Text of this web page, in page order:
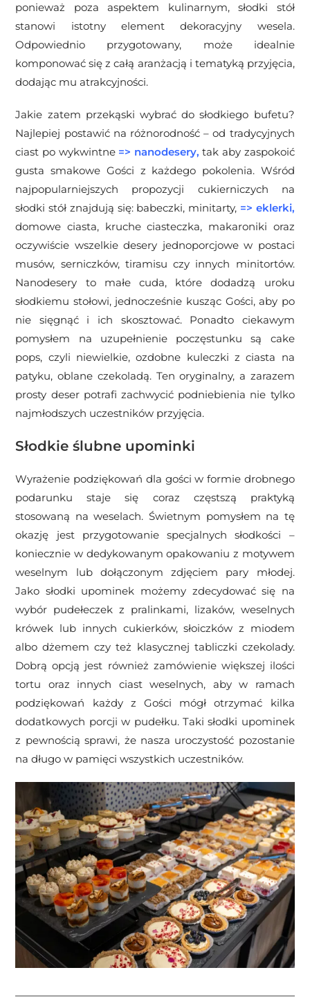
ponieważ poza aspektem kulinarnym, słodki stół
stanowi istotny element dekoracyjny wesela.
Odpowiednio przygotowany, może idealnie
komponować się z całą aranżacją i tematyką przyjęcia,
dodając mu atrakcyjności.
Jakie zatem przekąski wybrać do słodkiego bufetu?
Najlepiej postawić na różnorodność – od tradycyjnych
ciast po wykwintne => nanodesery, tak aby zaspokoić
gusta smakowe Gości z każdego pokolenia. Wśród
najpopularniejszych propozycji cukierniczych na
słodki stół znajdują się: babeczki, minitarty, => eklerki,
domowe ciasta, kruche ciasteczka, makaroniki oraz
oczywiście wszelkie desery jednoporcjowe w postaci
musów, serniczków, tiramisu czy innych minitortów.
Nanodesery to małe cuda, które dodadzą uroku
słodkiemu stołowi, jednocześnie kusząc Gości, aby po
nie sięgnąć i ich skosztować. Ponadto ciekawym
pomysłem na uzupełnienie poczęstunku są cake
pops, czyli niewielkie, ozdobne kuleczki z ciasta na
patyku, oblane czekoladą. Ten oryginalny, a zarazem
prosty deser potrafi zachwycić podniebienia nie tylko
najmłodszych uczestników przyjęcia.
Słodkie ślubne upominki
Wyrażenie podziękowań dla gości w formie drobnego
podarunku staje się coraz częstszą praktyką
stosowaną na weselach. Świetnym pomysłem na tę
okazję jest przygotowanie specjalnych słodkości –
koniecznie w dedykowanym opakowaniu z motywem
weselnym lub dołączonym zdjęciem pary młodej.
Jako słodki upominek możemy zdecydować się na
wybór pudełeczek z pralinkami, lizaków, weselnych
krówek lub innych cukierków, słoiczków z miodem
albo dżemem czy też klasycznej tabliczki czekolady.
Dobrą opcją jest również zamówienie większej ilości
tortu oraz innych ciast weselnych, aby w ramach
podziękowań każdy z Gości mógł otrzymać kilka
dodatkowych porcji w pudełku. Taki słodki upominek
z pewnością sprawi, że nasza uroczystość pozostanie
na długo w pamięci wszystkich uczestników.